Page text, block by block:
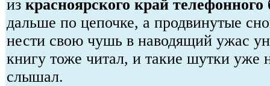
из красноярского край телефонного
дальше по цепочке, а продвинутые
нести свою чушь в наводящий ужас
книгу тоже читал, и такие шутки уже
слышал.